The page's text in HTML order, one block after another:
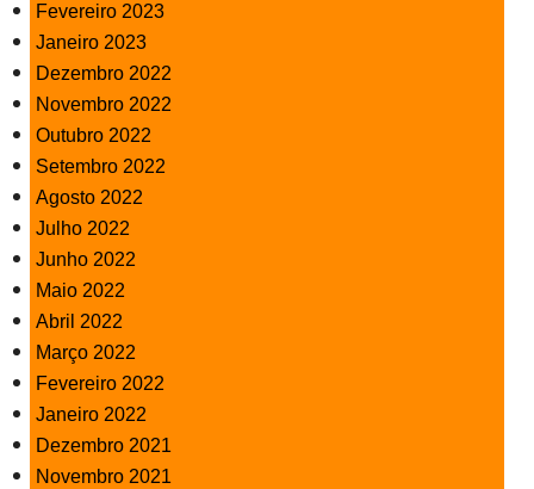
Fevereiro 2023
Janeiro 2023
Dezembro 2022
Novembro 2022
Outubro 2022
Setembro 2022
Agosto 2022
Julho 2022
Junho 2022
Maio 2022
Abril 2022
Março 2022
Fevereiro 2022
Janeiro 2022
Dezembro 2021
Novembro 2021